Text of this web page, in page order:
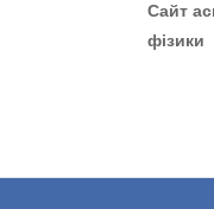
Сайт
фізики